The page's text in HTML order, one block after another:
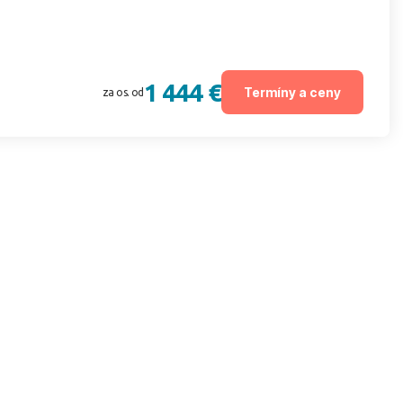
za os. od 1 444 € Termíny a ceny